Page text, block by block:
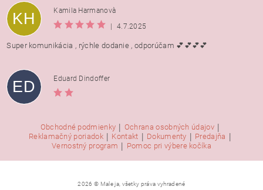
KH
Kamila Harmanovà
|
4.7.2025
Super komunikácia , rýchle dodanie , odporúčam 💕💕💕💕
ED Eduard Dindoffer
Obchodné podmienky | Ochrana osobných údajov |
Reklamačný poriadok | Kontakt | Dokumenty | Predajňa |
Vernostný program | Pomoc pri výbere kočíka
2026 © Male ja, všetky práva vyhradené